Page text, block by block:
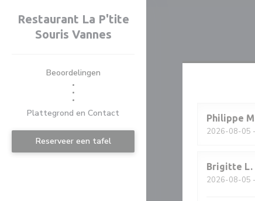
Restaurant La P'tite
Souris Vannes
Beoordelingen
((opent in een nieuw venster))
((opent in een nieuw venster))
Plattegrond en Contact
Reserveer een tafel
Philippe M
2026-08-05
Brigitte L
2026-08-05